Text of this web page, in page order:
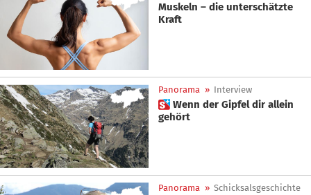
Muskeln – die unterschätzte
Kraft
Panorama » Interview
 Wenn der Gipfel dir allein
gehört
Panorama » Schicksalsgeschichte